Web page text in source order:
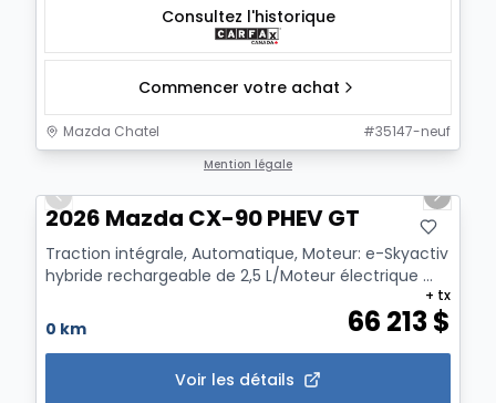
Consultez l'historique
Commencer votre achat
Mazda Chatel #35147-neuf
Mention légale
Previous slide
Next
2026 Mazda CX-90 PHEV GT
Traction intégrale, Automatique, Moteur: e-Skyactiv
hybride rechargeable de 2,5 L/Moteur électrique ...
0 km 66 213$
+ tx
Voir les détails